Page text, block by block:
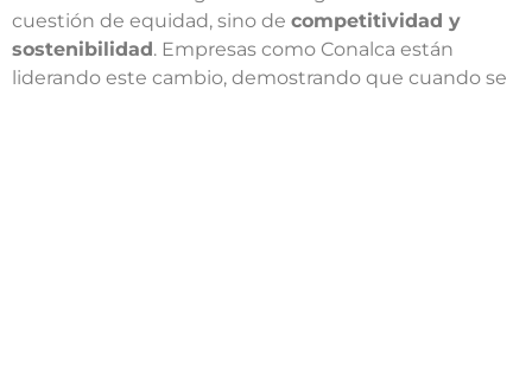
cuestión de equidad, sino de competitividad y
sostenibilidad. Empresas como Conalca están
liderando este cambio, demostrando que cuando se